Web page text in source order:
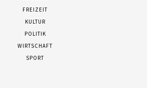
FREIZEIT
KULTUR
POLITIK
WIRTSCHAFT
SPORT